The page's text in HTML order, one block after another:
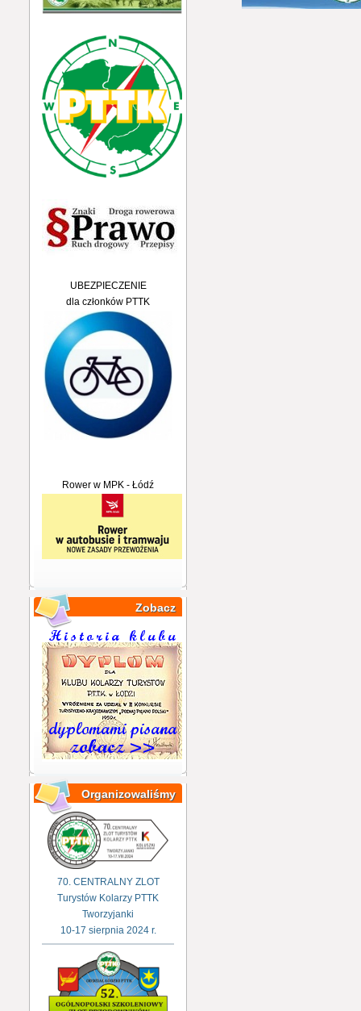
UBEZPIECZENIE
dla członków PTTK
Rower w MPK - Łódź
Zobacz
Organizowaliśmy
70. CENTRALNY ZLOT
Turystów Kolarzy PTTK
Tworzyjanki
10-17 sierpnia 2024 r.